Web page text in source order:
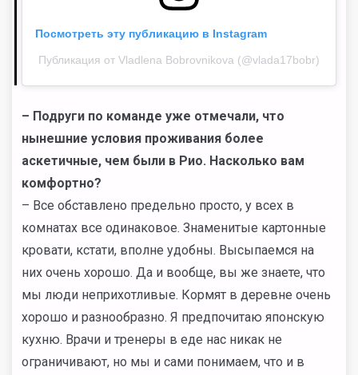
Посмотреть эту публикацию в Instagram
Публикация от Vladlena Bobrovnikova (@vlada17bobr)
– Подруги по команде уже отмечали, что
нынешние условия проживания более
аскетичные, чем были в Рио. Насколько вам
комфортно?
– Все обставлено предельно просто, у всех в
комнатах все одинаковое. Знаменитые картонные
кровати, кстати, вполне удобны. Высыпаемся на
них очень хорошо. Да и вообще, вы же знаете, что
мы люди неприхотливые. Кормят в деревне очень
хорошо и разнообразно. Я предпочитаю японскую
кухню. Врачи и тренеры в еде нас никак не
ограничивают, но мы и сами понимаем, что и в